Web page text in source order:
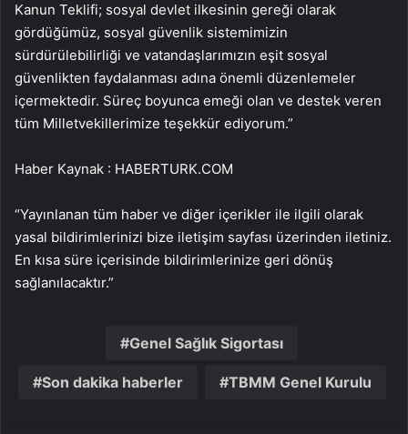
Kanun Teklifi; sosyal devlet ilkesinin gereği olarak
gördüğümüz, sosyal güvenlik sistemimizin
sürdürülebilirliği ve vatandaşlarımızın eşit sosyal
güvenlikten faydalanması adına önemli düzenlemeler
içermektedir. Süreç boyunca emeği olan ve destek veren
tüm Milletvekillerimize teşekkür ediyorum.”
Haber Kaynak : HABERTURK.COM
“Yayınlanan tüm haber ve diğer içerikler ile ilgili olarak
yasal bildirimlerinizi bize iletişim sayfası üzerinden iletiniz.
En kısa süre içerisinde bildirimlerinize geri dönüş
sağlanılacaktır.”
Genel Sağlık Sigortası
Son dakika haberler TBMM Genel Kurulu